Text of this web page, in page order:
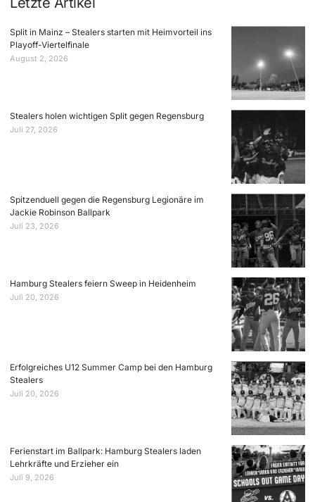
Split in Mainz – Stealers starten mit Heimvorteil ins
Playoff-Viertelfinale
August 2, 2026
Stealers holen wichtigen Split gegen Regensburg
Juli 27, 2026
Spitzenduell gegen die Regensburg Legionäre im
Jackie Robinson Ballpark
Juli 23, 2026
Hamburg Stealers feiern Sweep in Heidenheim
Juli 20, 2026
Erfolgreiches U12 Summer Camp bei den Hamburg
Stealers
Juli 20, 2026
Ferienstart im Ballpark: Hamburg Stealers laden
Lehrkräfte und Erzieher ein
Juli 9, 2026